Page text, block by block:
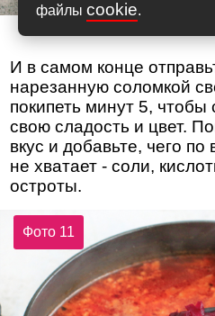
файлы cookie.
И в самом конце
нарезанную соломкой
покипеть минут 5, чтобы
свою сладость и цвет.
вкус и добавьте, чего
не хватает - соли,
остроты.
Фото 11